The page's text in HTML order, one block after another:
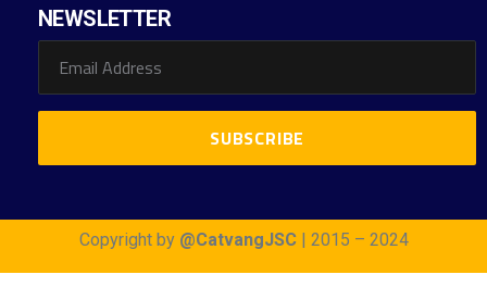
NEWSLETTER
Copyright by@CatvangJSC| 2015 – 2024